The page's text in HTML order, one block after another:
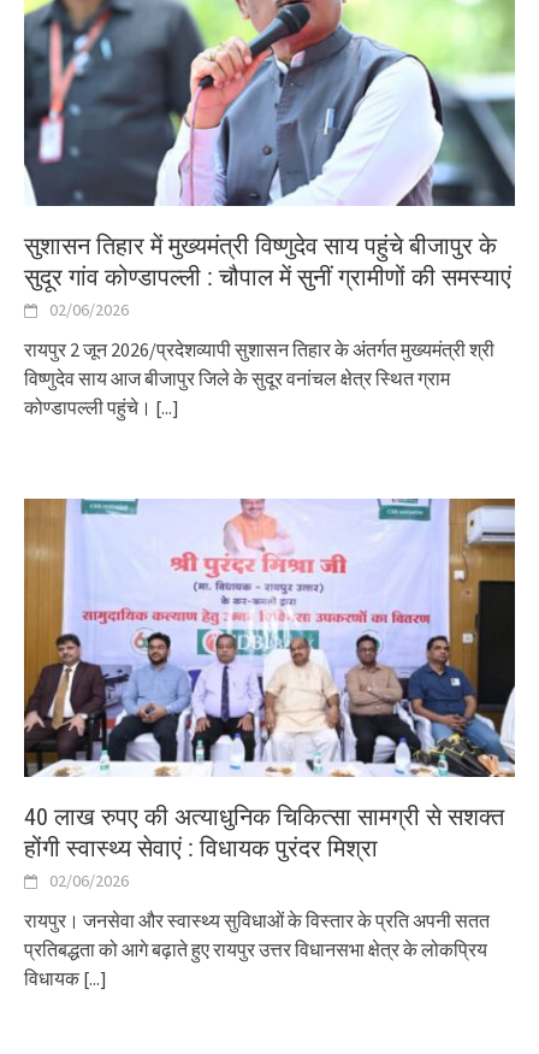
सुशासन तिहार में मुख्यमंत्री विष्णुदेव साय पहुंचे बीजापुर के
सुदूर गांव कोण्डापल्ली : चौपाल में सुनीं ग्रामीणों की समस्याएं
02/06/2026
रायपुर 2 जून 2026/प्रदेशव्यापी सुशासन तिहार के अंतर्गत मुख्यमंत्री श्री
विष्णुदेव साय आज बीजापुर जिले के सुदूर वनांचल क्षेत्र स्थित ग्राम
कोण्डापल्ली पहुंचे। [...]
40 लाख रुपए की अत्याधुनिक चिकित्सा सामग्री से सशक्त
होंगी स्वास्थ्य सेवाएं : विधायक पुरंदर मिश्रा
02/06/2026
रायपुर। जनसेवा और स्वास्थ्य सुविधाओं के विस्तार के प्रति अपनी सतत
प्रतिबद्धता को आगे बढ़ाते हुए रायपुर उत्तर विधानसभा क्षेत्र के लोकप्रिय
विधायक [...]